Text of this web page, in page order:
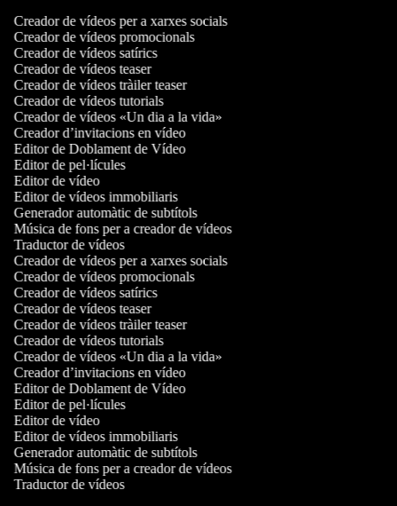
Creador de vídeos per a xarxes socials
Creador de vídeos promocionals
Creador de vídeos satírics
Creador de vídeos teaser
Creador de vídeos tràiler teaser
Creador de vídeos tutorials
Creador de vídeos «Un dia a la vida»
Creador d’invitacions en vídeo
Editor de Doblament de Vídeo
Editor de pel·lícules
Editor de vídeo
Editor de vídeos immobiliaris
Generador automàtic de subtítols
Música de fons per a creador de vídeos
Traductor de vídeos
Creador de vídeos per a xarxes socials
Creador de vídeos promocionals
Creador de vídeos satírics
Creador de vídeos teaser
Creador de vídeos tràiler teaser
Creador de vídeos tutorials
Creador de vídeos «Un dia a la vida»
Creador d’invitacions en vídeo
Editor de Doblament de Vídeo
Editor de pel·lícules
Editor de vídeo
Editor de vídeos immobiliaris
Generador automàtic de subtítols
Música de fons per a creador de vídeos
Traductor de vídeos